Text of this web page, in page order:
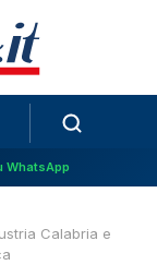
WhatsApp
Calabria e